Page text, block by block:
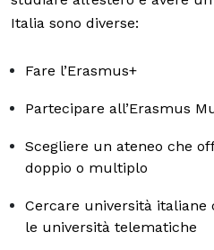
Italia sono diverse:
Fare l’Erasmus+
Partecipare all’Erasmus
Scegliere un ateneo che
doppio o multiplo
Cercare università italiane
le università telematiche